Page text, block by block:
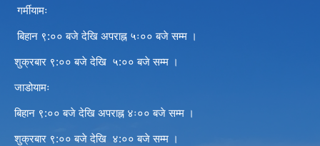
गर्मीयामः
बिहान ९:०० बजे देखि अपराह्न ५ः०० बजे सम्म ।
शुक्रबार ९:०० बजे देखि ५:०० बजे सम्म ।
जाडोयामः
बिहान ९:०० बजे देखि अपराह्न ४ः०० बजे सम्म ।
शुक्रबार ९:०० बजे देखि ४:०० बजे सम्म ।